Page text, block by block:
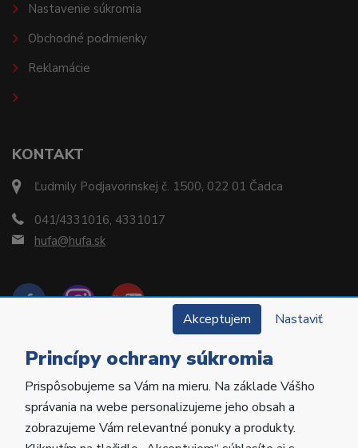
KONTAKT
Ľudmily Podjavorinskej č. 1500, 022 01 Čadca
041/4331016, 4331017
hufa@hufa.sk
Nastavenie súkromia
Obchodné podmienky
Reklamácie
Copyright © 2022 Hu-Fa Dental a.s. Všetky práva
vyhradené.
Akceptujem Nastaviť
Princípy ochrany súkromia
Prispôsobujeme sa Vám na mieru. Na základe Vášho
správania na webe personalizujeme jeho obsah a
zobrazujeme Vám relevantné ponuky a produkty.